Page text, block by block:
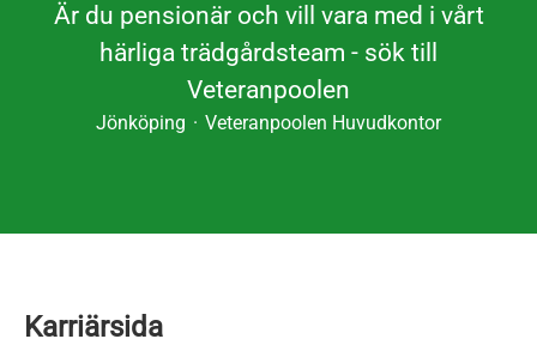
Är du pensionär och vill vara med i vårt
härliga trädgårdsteam - sök till
Veteranpoolen
Jönköping · Veteranpoolen Huvudkontor
Karriärsida